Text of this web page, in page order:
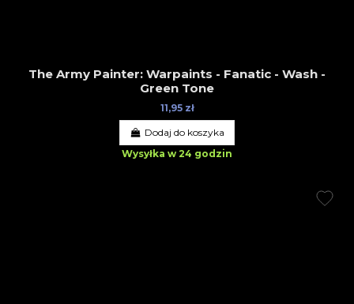
The Army Painter: Warpaints - Fanatic - Wash -
Green Tone
11,95 zł
Dodaj do koszyka
Wysyłka w 24 godzin